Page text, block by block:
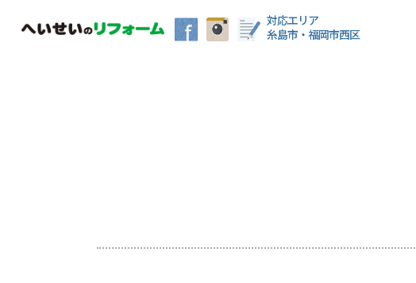
対応エリア
糸島市・福岡市西区